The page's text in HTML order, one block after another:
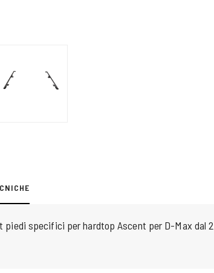
piedi specifici per hardtop Ascent per D-Max dal